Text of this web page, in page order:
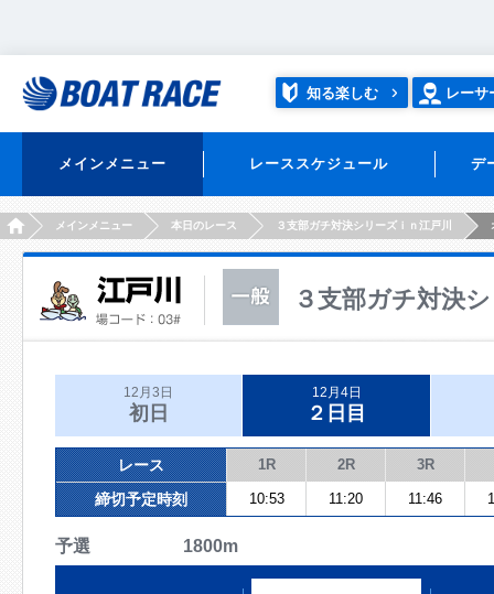
知る楽しむ レーサ
メインメニュー レーススケジュール デ
HOMEメインメニュー 本日のレース ３支部ガチ対決シリーズｉｎ江戸川
３支部ガチ対決
12月3日
初日
12月4日
２日目
レース 1R 2R 3R
締切予定時刻 10:53 11:20 11:46
予選 1800m